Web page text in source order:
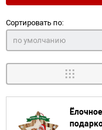
Сортировать по:
по умолчанию